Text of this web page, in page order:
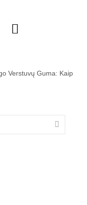

Verstuvų Guma: Kaip
